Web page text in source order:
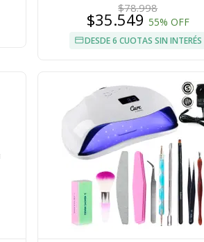
$78.998
$35.549 55% OFF
DESDE 6 CUOTAS SIN INTERÉS